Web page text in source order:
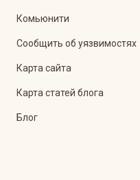
Комьюнити
Сообщить об уязвимостях
Карта сайта
Карта статей блога
Блог